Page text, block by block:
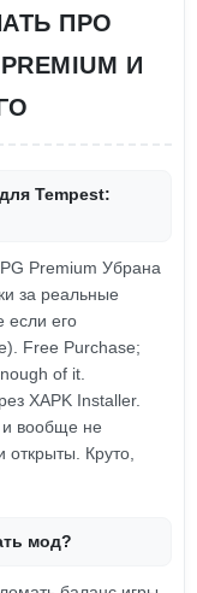
ПРО
И
Tempest:
Premium Убрана
за реальные
если его
Free Purchase;
of it.
XAPK Installer.
и вообще не
открыты. Круто,
мод?